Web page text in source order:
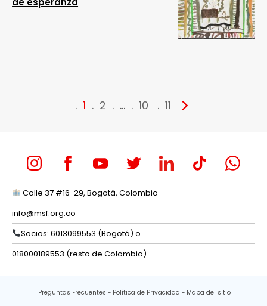
1 2 … 10 11 >
Calle 37 #16-29, Bogotá, Colombia
info@msf.org.co
Socios: 6013099553 (Bogotá) o
018000189553 (resto de Colombia)
Preguntas Frecuentes Política de Privacidad Mapa del sitio